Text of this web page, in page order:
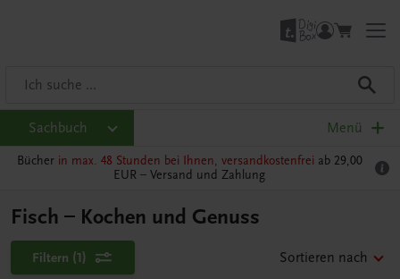
Sachbuch Menü
Bücher in max. 48 Stunden bei Ihnen, versandkostenfrei ab 29,00
EUR – Versand und Zahlung
Fisch – Kochen und Genuss
Filtern (1) Sortieren nach